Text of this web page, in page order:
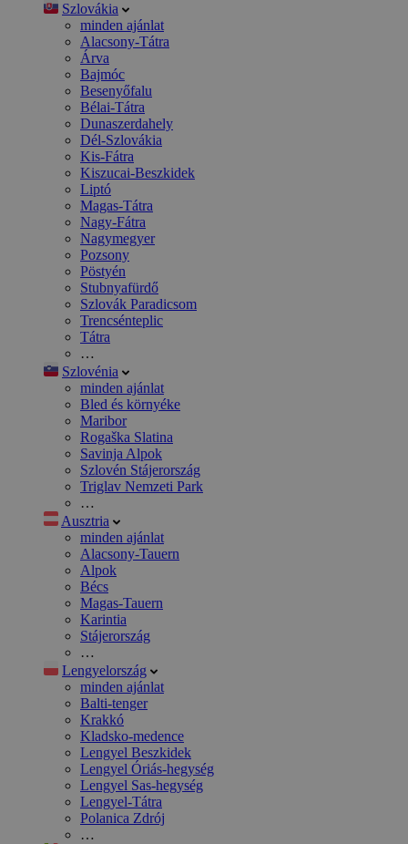
Szlovákia
minden ajánlat
Alacsony-Tátra
Árva
Bajmóc
Besenyőfalu
Bélai-Tátra
Dunaszerdahely
Dél-Szlovákia
Kis-Fátra
Kiszucai-Beszkidek
Liptó
Magas-Tátra
Nagy-Fátra
Nagymegyer
Pozsony
Pöstyén
Stubnyafürdő
Szlovák Paradicsom
Trencsénteplic
Tátra
…
Szlovénia
minden ajánlat
Bled és környéke
Maribor
Rogaška Slatina
Savinja Alpok
Szlovén Stájerország
Triglav Nemzeti Park
…
Ausztria
minden ajánlat
Alacsony-Tauern
Alpok
Bécs
Magas-Tauern
Karintia
Stájerország
…
Lengyelország
minden ajánlat
Balti-tenger
Krakkó
Kladsko-medence
Lengyel Beszkidek
Lengyel Óriás-hegység
Lengyel Sas-hegység
Lengyel-Tátra
Polanica Zdrój
…